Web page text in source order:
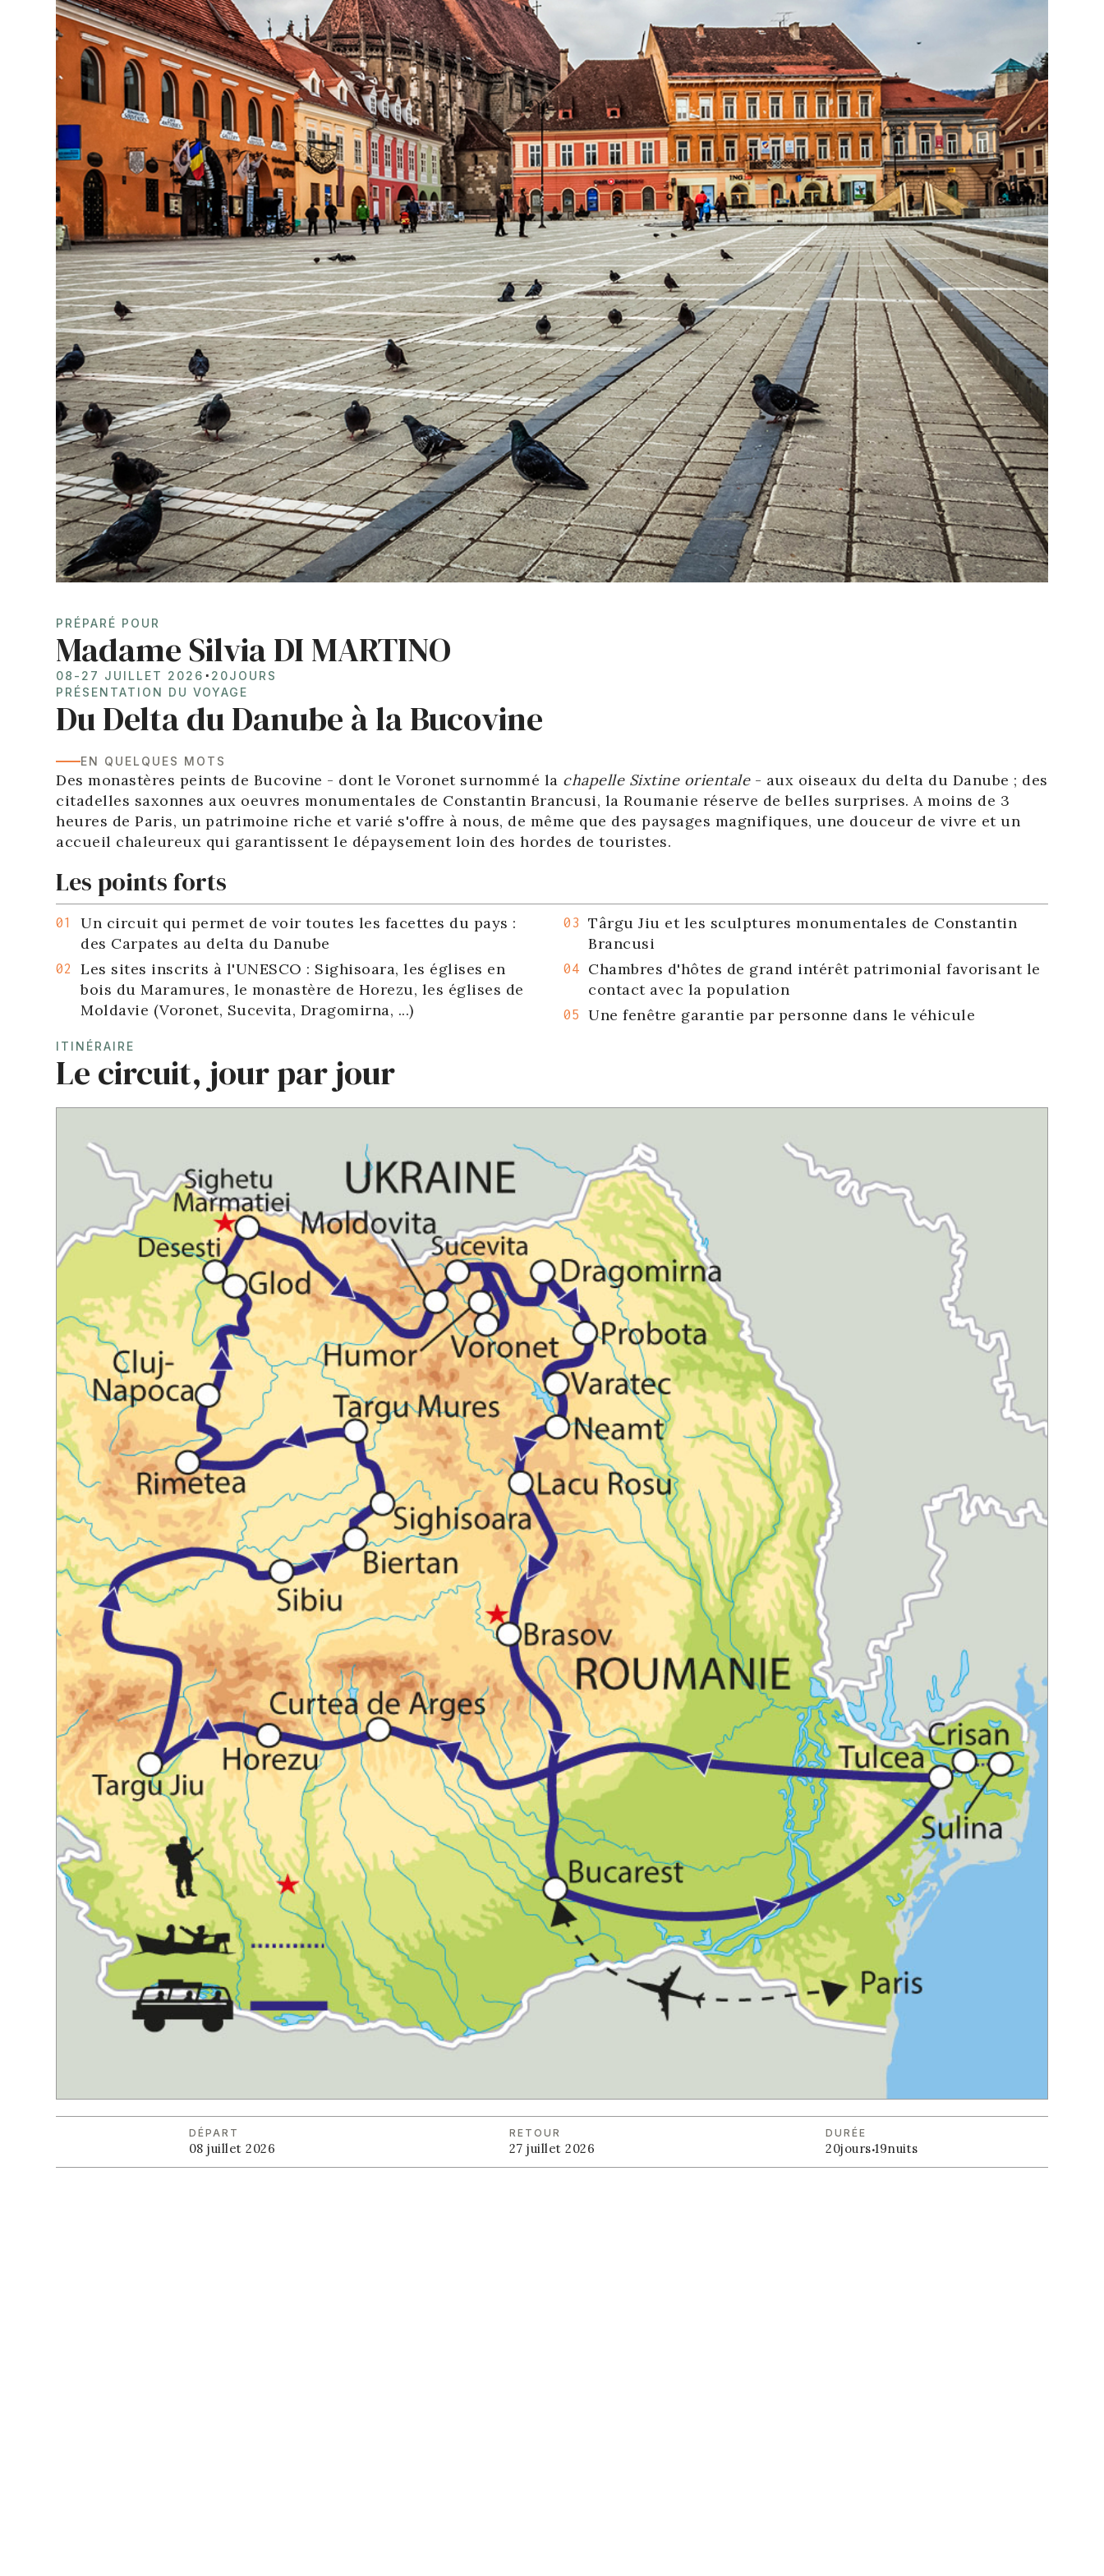
PRÉPARÉ POUR
Madame Silvia DI MARTINO
08 - 27 JUILLET 2026 ⋅ 20JOURS
PRÉSENTATION DU VOYAGE
Du Delta du Danube à la Bucovine
EN QUELQUES MOTS
Des monastères peints de Bucovine - dont le Voronet surnommé la chapelle Sixtine orientale- aux oiseaux du delta du Danube ; des
citadelles saxonnes aux oeuvres monumentales de Constantin Brancusi, la Roumanie réserve de belles surprises. A moins de 3
heures de Paris, un patrimoine riche et varié s'offre à nous, de même que des paysages magnifiques, une douceur de vivre et un
accueil chaleureux qui garantissent le dépaysement loin des hordes de touristes.
Les points forts
Un circuit qui permet de voir toutes les facettes du pays :
des Carpates au delta du Danube
Les sites inscrits à l'UNESCO : Sighisoara, les églises en
bois du Maramures, le monastère de Horezu, les églises de
Moldavie (Voronet, Sucevita, Dragomirna, ...)
Târgu Jiu et les sculptures monumentales de Constantin
Brancusi
Chambres d'hôtes de grand intérêt patrimonial favorisant le
contact avec la population
Une fenêtre garantie par personne dans le véhicule
ITINÉRAIRE
Le circuit, jour par jour
DÉPART
08 juillet 2026
RETOUR
27 juillet 2026
DURÉE
20jours·19nuits